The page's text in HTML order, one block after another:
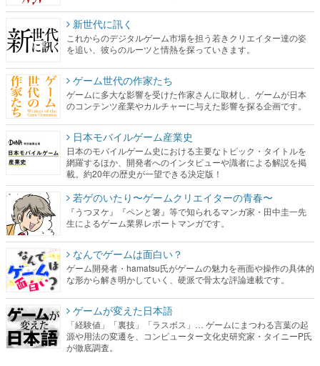
新世代に訊く
これからのデジタルゲーム市場を担う若きクリエイター達の姿
を追い、彼らのルーツと情熱を探っていきます。
ゲーム世代の作家たち
ゲームに多大な影響を受けた作家さんに取材し、ゲームが日本
のコンテンツ産業やカルチャーに与えた影響を探る企画です。
日本モバイルゲーム産業史
日本のモバイルゲーム史における主要なトピック・タイトルを
網羅するほか、開発者へのインタビューや識者による解説を掲
載。約20年の歴史が一望できる決定版！
若ゲのいたり〜ゲームクリエイターの青春〜
『うつヌケ』『ペンと箸』等で知られるマンガ家・田中圭一先
生によるゲーム業界レポートマンガです。
なんでゲームは面白い？
ゲーム開発者・hamatsu氏がゲームの魅力を画面や操作の具体的
な形から解き明かしていく、硬派で骨太な評論連載です。
ゲームが変えた日本語
「経験値」「裏技」「ラスボス」… ゲームにまつわる言葉の起
源や用法の変遷を、コンピューター文化史研究家・タイニーP氏
が徹底調査。